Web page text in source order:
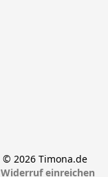
© 2026 Timona.de
Widerruf einreichen